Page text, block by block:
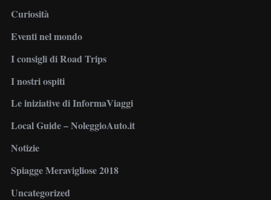
Curiosità
Eventi nel mondo
I consigli di Road Trips
I nostri ospiti
Le iniziative di InformaViaggi
Local Guide – NoleggioAuto.it
Notizie
Spiagge Meravigliose 2018
Uncategorized